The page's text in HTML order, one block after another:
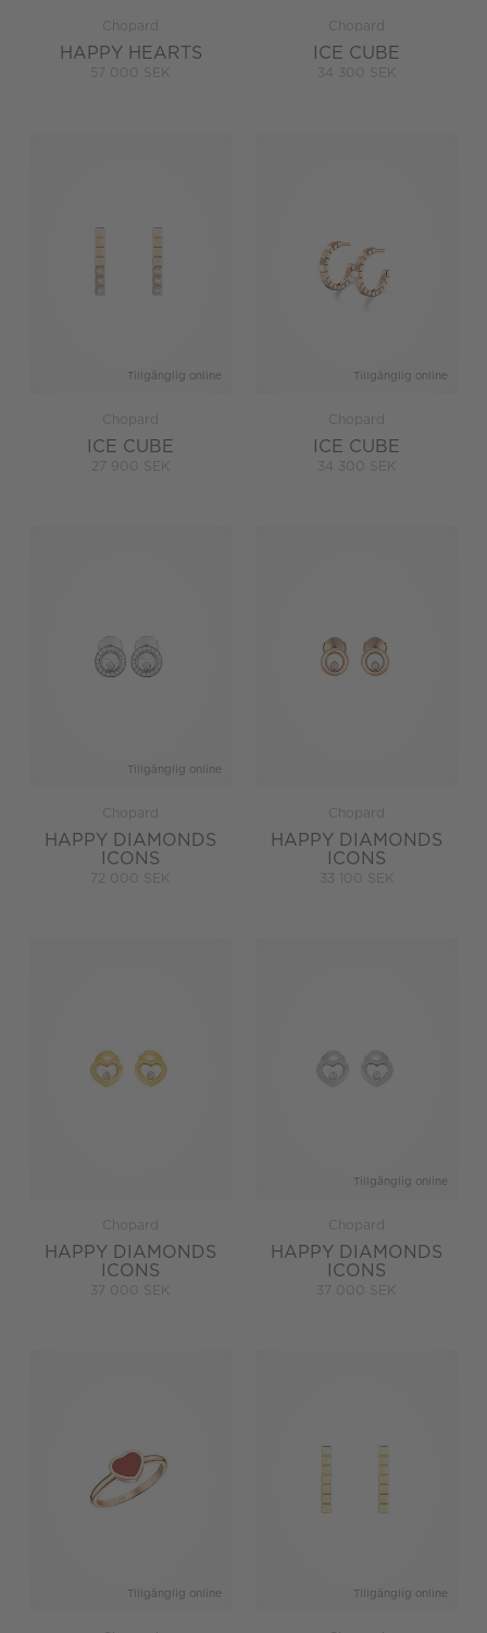
Chopard
HAPPY HEARTS
57 000 SEK
Chopard
ICE CUBE
34 300 SEK
Tillgänglig online
Chopard
ICE CUBE
27 900 SEK
Tillgänglig online
Chopard
ICE CUBE
34 300 SEK
Tillgänglig online
Chopard
HAPPY DIAMONDS
ICONS
72 000 SEK
Chopard
HAPPY DIAMONDS
ICONS
33 100 SEK
Chopard
HAPPY DIAMONDS
ICONS
37 000 SEK
Tillgänglig online
Chopard
HAPPY DIAMONDS
ICONS
37 000 SEK
Tillgänglig online Tillgänglig online